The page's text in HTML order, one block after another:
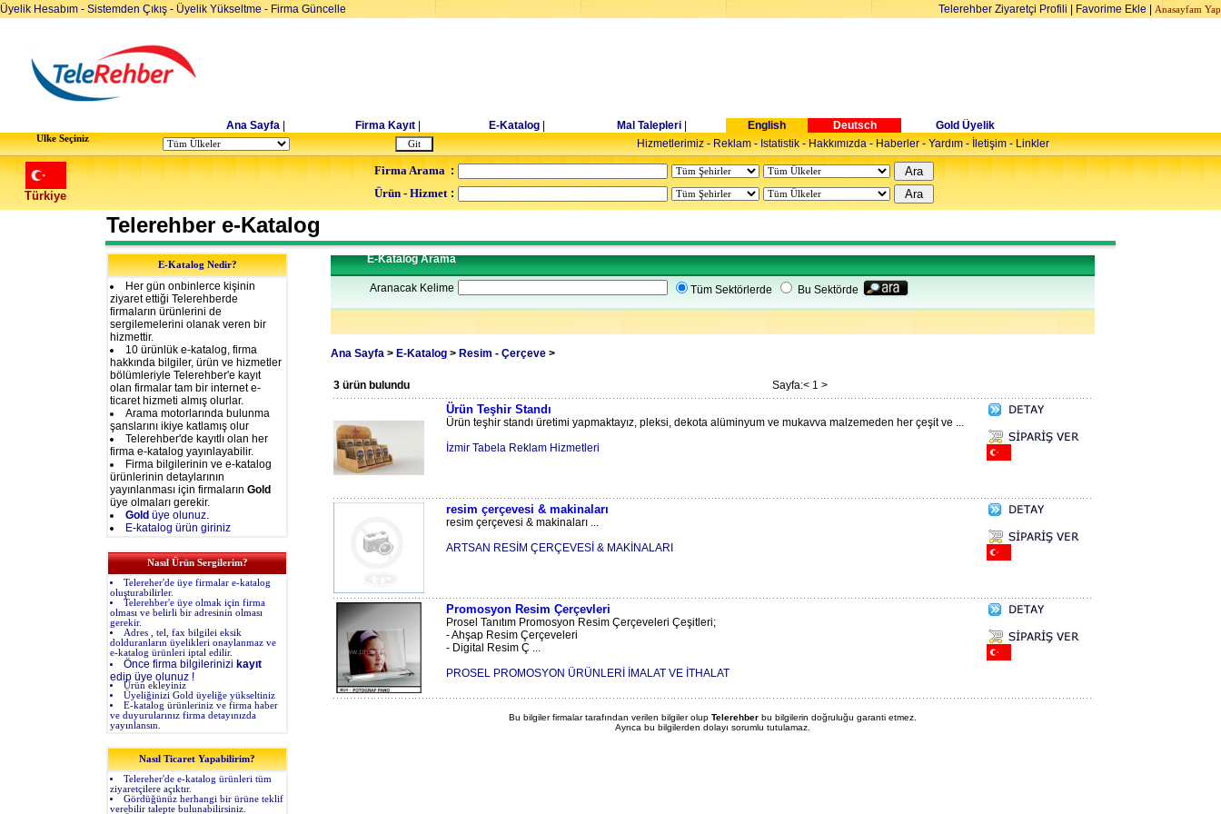
Üyelik Hesabım - Sistemden Çıkış - Üyelik Yükseltme - Firma Güncelle Telerehber Ziyaretçi Profili Favorime Ekle Anasayfam Yap
Ana Sayfa Firma Kayıt E-Katalog Mal Talepleri| English Deutsch Gold Üyelik
Ulke Seçiniz Hizmetlerimiz-Reklam-Istatistik-Hakkımızda-Haberler-Yardım-İletişim-Linkler
Türkiye
Firma Arama :
Ürün - Hizmet :
Telerehber e-Katalog
E-Katalog Nedir?
Her gün onbinlerce kişinin
ziyaret ettiği Telerehberde
firmaların ürünlerini de
sergilemelerini olanak veren bir
hizmettir.
10 ürünlük e-katalog, firma
hakkında bilgiler, ürün ve hizmetler
bölümleriyle Telerehber'e kayıt
olan firmalar tam bir internet e-
ticaret hizmeti almış olurlar.
Arama motorlarında bulunma
şanslarını ikiye katlamış olur
Telerehber'de kayıtlı olan her
firma e-katalog yayınlayabilir.
Firma bilgilerinin ve e-katalog
ürünlerinin detaylarının
yayınlanması için firmaların Gold
üye olmaları gerekir.
Gold üye olunuz.
E-katalog ürün giriniz
Nasıl Ürün Sergilerim?
Telereher'de üye firmalar e-katalog
oluşturabilirler.
Telerehber'e üye olmak için firma
olması ve belirli bir adresinin olması
gerekir.
Adres , tel, fax bilgilei eksik
dolduranların üyelikleri onaylanmaz ve
e-katalog ürünleri iptal edilir.
Önce firma bilgilerinizi kayıt
edip üye olunuz !
Ürün ekleyiniz
Üyeliğinizi Gold üyeliğe yükseltiniz
E-katalog ürünleriniz ve firma haber
ve duyurularınız firma detayınızda
yayınlansın.
Nasıl Ticaret Yapabilirim?
Telereher'de e-katalog ürünleri tüm
ziyaretçilere açıktır.
Gördüğünüz herhangi bir ürüne teklif
verebilir talepte bulunabilirsiniz.
E-Katalog Arama
Aranacak Kelime Tüm Sektörlerde Bu Sektörde
Ana Sayfa> E-Katalog> Resim - Çerçeve>
3 ürün bulundu Sayfa:< 1 >
Ürün Teşhir Standı
Ürün teşhir standı üretimi yapmaktayız, pleksi, dekota alüminyum ve mukavva malzemeden her çeşit ve ...
İzmir Tabela Reklam Hizmetleri
resim çerçevesi & makinaları
resim çerçevesi & makinaları ...
ARTSAN RESİM ÇERÇEVESİ & MAKİNALARI
Promosyon Resim Çerçevleri
Prosel Tanıtım Promosyon Resim Çerçeveleri Çeşitleri;
- Ahşap Resim Çerçeveleri
- Digital Resim Ç ...
PROSEL PROMOSYON ÜRÜNLERİ İMALAT VE İTHALAT
Bu bilgiler firmalar tarafından verilen bilgiler olup Telerehberbu bilgilerin doğruluğu garanti etmez.
Ayrıca bu bilgilerden dolayı sorumlu tutulamaz.